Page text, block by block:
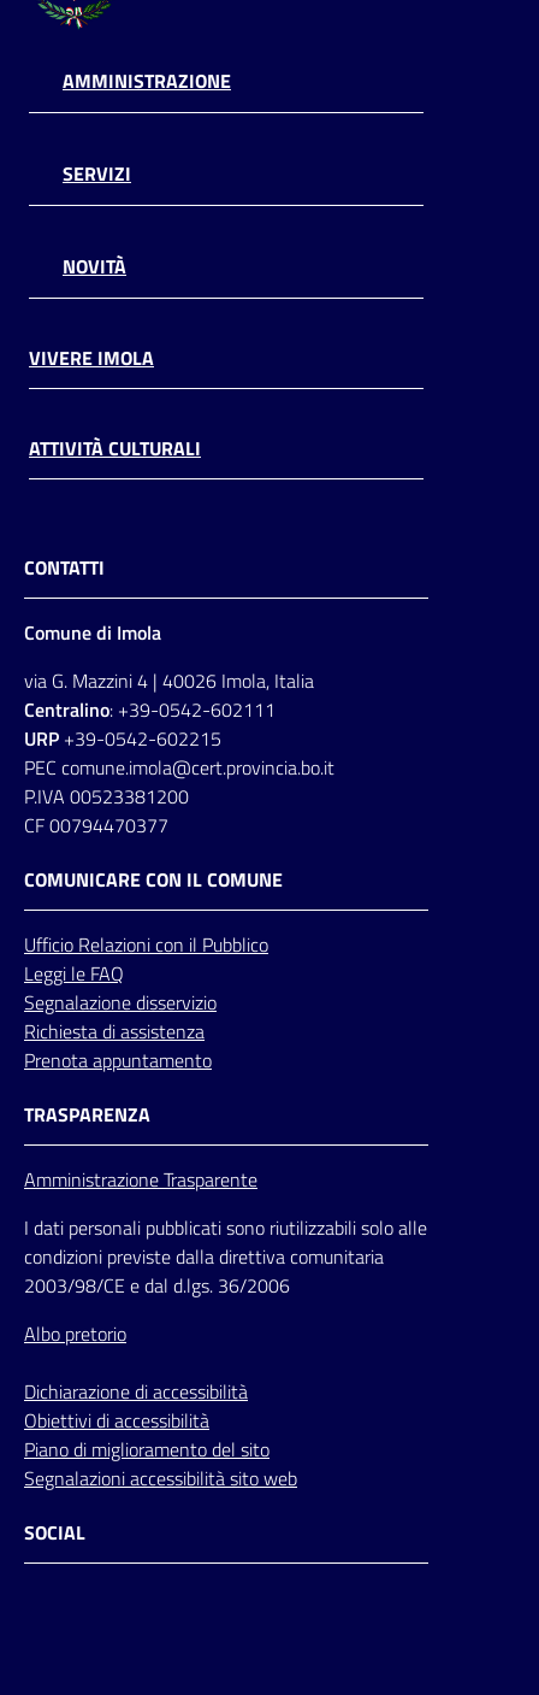
AMMINISTRAZIONE
SERVIZI
NOVITÀ
VIVERE IMOLA
ATTIVITÀ CULTURALI
CONTATTI
Comune di Imola
via G. Mazzini 4 | 40026 Imola, Italia
Centralino: +39-0542-602111
URP +39-0542-602215
PEC comune.imola@cert.provincia.bo.it
P.IVA 00523381200
CF 00794470377
COMUNICARE CON IL COMUNE
Ufficio Relazionicon il Pubblico
Leggi le FAQ
Segnalazione disservizio
Richiesta di assistenza
Prenota appuntamento
TRASPARENZA
Amministrazione Trasparente
I dati personali pubblicati sono riutilizzabili solo alle
condizioni previste dalla direttiva comunitaria
2003/98/CE e dal d.lgs. 36/2006
Albo pretorio
Dichiarazione di accessibilità
Obiettivi di accessibilità
Piano di miglioramento del sito
Segnalazioni accessibilità sito web
SOCIAL